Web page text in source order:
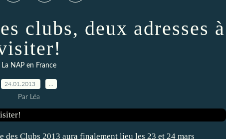
clubs, deux adresses à
La NAP en France
24.01.2013
Par Léa
des Clubs 2013 aura finalement lieu les 23 et 24 mars